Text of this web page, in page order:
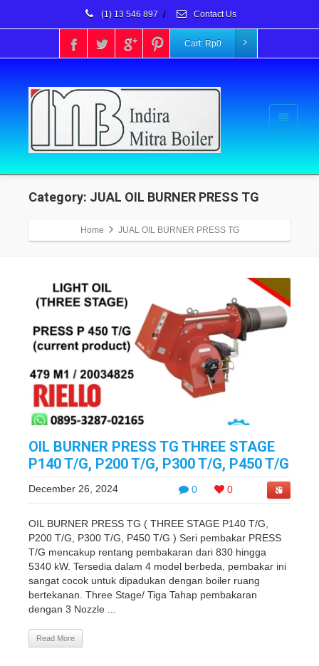
(1) 13 546 897 / Contact Us
Cart: Rp0
Category: JUAL OIL BURNER PRESS TG
Home JUAL OIL BURNER PRESS TG
OIL BURNER PRESS TG THREE STAGE
P140 T/G, P200 T/G, P300 T/G, P450 T/G
0 0
December 26, 2024
OIL BURNER PRESS TG ( THREE STAGE P140 T/G,
P200 T/G, P300 T/G, P450 T/G ) Seri pembakar PRESS
T/G mencakup rentang pembakaran dari 830 hingga
5340 kW. Tersedia dalam 4 model berbeda, pembakar ini
sangat cocok untuk dipadukan dengan boiler ruang
bertekanan. Three Stage/ Tiga Tahap pembakaran
dengan 3 Nozzle ...
Read More